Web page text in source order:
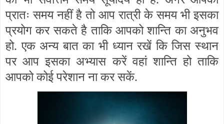
प्रातः समय नहीं है तो आप रात्री के समय भी इसका
प्रयोग कर सकते है ताकि आपको शान्ति का अनुभव
हो. एक अन्य बात का भी ध्यान रखें कि जिस स्थान
पर आप इसका अभ्यास करें वहां शान्ति हो ताकि
आपको कोई परेशान ना कर सकें.